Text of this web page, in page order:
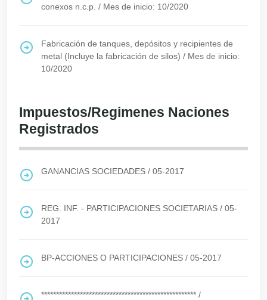
conexos n.c.p. / Mes de inicio: 10/2020
Fabricación de tanques, depósitos y recipientes de
metal (Incluye la fabricación de silos) / Mes de inicio:
10/2020
Impuestos/Regimenes Naciones
Registrados
GANANCIAS SOCIEDADES / 05-2017
REG. INF. - PARTICIPACIONES SOCIETARIAS / 05-
2017
BP-ACCIONES O PARTICIPACIONES / 05-2017
**************************************************** /